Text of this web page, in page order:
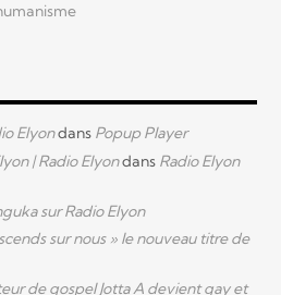
Elyondans Popup Player
| Radio Elyondans Radio Elyon
sur Radio Elyon
sur nous » le nouveau titre de
de gospel Jotta A devient gay et